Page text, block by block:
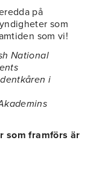
på
som
som vi!
National
i
som framförs är